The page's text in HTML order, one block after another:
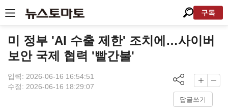
구독
미 정부 'AI 수출 제한' 조치에…사이버
보안 국제 협력 '빨간불'
입력: 2026-06-16 16:54:51
수정: 2026-06-16 18:29:07
답글쓰기